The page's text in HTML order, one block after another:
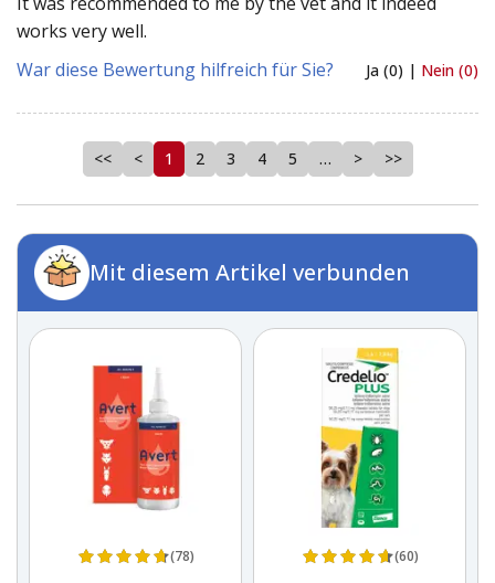
works very well.
War diese Bewertung hilfreich für Sie?
Ja (0) | Nein (0)
<< < 1 2 3 4 5 … > >>
Mit diesem Artikel verbunden
(78) (60)